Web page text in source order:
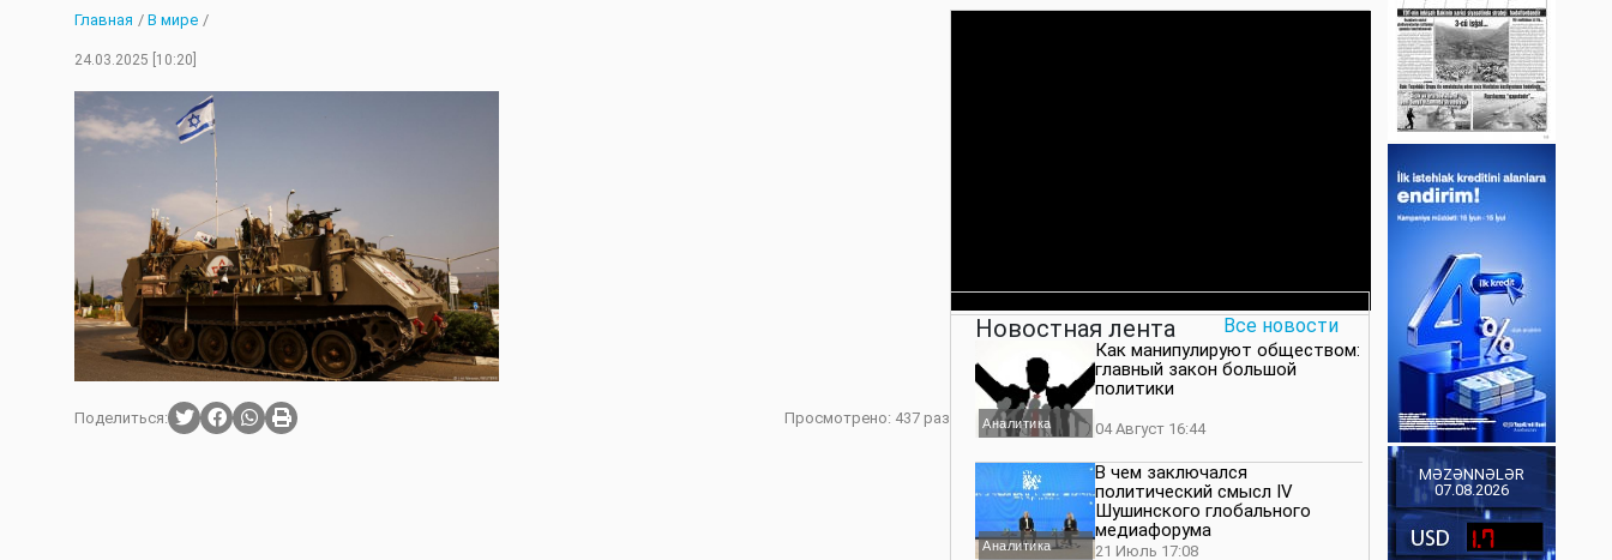
×
Главная
Актуальное
Экономика
Аналитика
Культура
Интервью
Литература
МЕДИА
Внутренняя политикаНаука
Главная / В мире /
24.03.2025 [10:20]
Поделиться: Просмотрено: 437 раз
Новостная лента Все новости
Аналитика
Как манипулируют обществом:
главный закон большой
политики
04 Август 16:44
Аналитика
В чем заключался
политический смысл IV
Шушинского глобального
медиафорума
21 Июль 17:08
MƏZƏNNƏLƏR
07.08.2026
1.7